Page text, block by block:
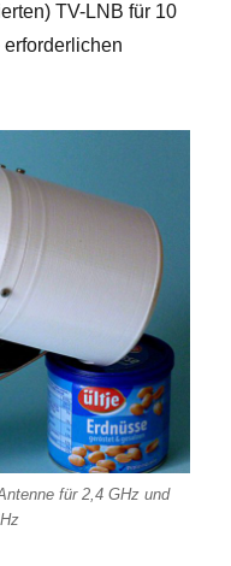
TV-LNB für 10
für 2,4 GHz und